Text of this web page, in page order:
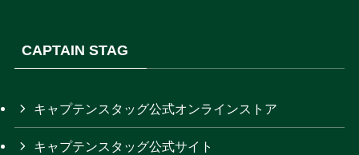
CAPTAIN STAG
キャプテンスタッグ公式オンラインストア
キャプテンスタッグ公式サイト